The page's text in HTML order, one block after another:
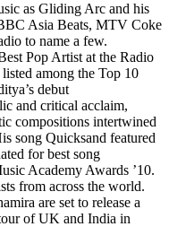
as Gliding Arc and his
Asia Beats, MTV Coke
to name a few.
Pop Artist at the Radio
among the Top 10
debut
and critical acclaim,
compositions intertwined
song Quicksand featured
for best song
Academy Awards ’10.
from across the world.
are set to release a
of UK and India in